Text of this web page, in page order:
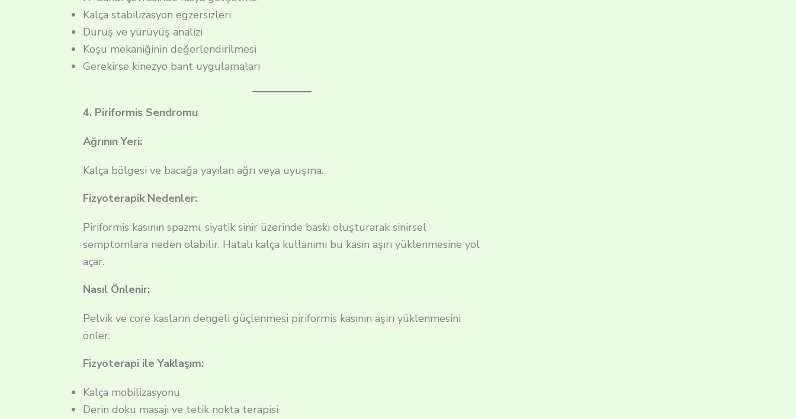
Kalça stabilizasyon egzersizleri
Duruş ve yürüyüş analizi
Koşu mekaniğinin değerlendirilmesi
Gerekirse kinezyo bant uygulamaları
4. Piriformis Sendromu
Ağrının Yeri:
Kalça bölgesi ve bacağa yayılan ağrı veya uyuşma.
Fizyoterapik Nedenler:
Piriformis kasının spazmı, siyatik sinir üzerinde baskı oluşturarak sinirsel
semptomlara neden olabilir. Hatalı kalça kullanımı bu kasın aşırı yüklenmesine yol
açar.
Nasıl Önlenir:
Pelvik ve core kasların dengeli güçlenmesi piriformis kasının aşırı yüklenmesini
önler.
Fizyoterapi ile Yaklaşım:
Kalça mobilizasyonu
Derin doku masajı ve tetik nokta terapisi